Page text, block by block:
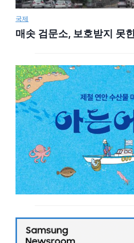
국제
매솟 검문소, 보호받지 못